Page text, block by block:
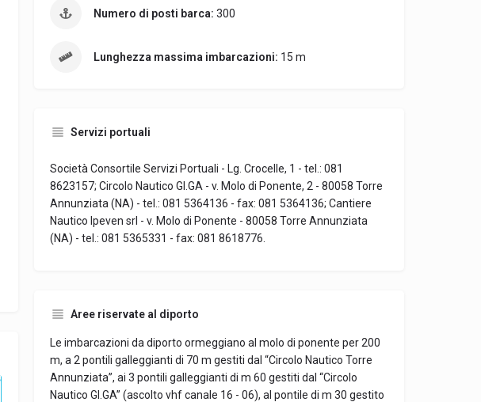
Numero di posti barca: 300
Lunghezza massima imbarcazioni: 15 m
Servizi portuali
Società Consortile Servizi Portuali - Lg. Crocelle, 1 - tel.: 081
8623157; Circolo Nautico GI.GA - v. Molo di Ponente, 2 - 80058 Torre
Annunziata (NA) - tel.: 081 5364136 - fax: 081 5364136; Cantiere
Nautico Ipeven srl - v. Molo di Ponente - 80058 Torre Annunziata
(NA) - tel.: 081 5365331 - fax: 081 8618776.
Aree riservate al diporto
Le imbarcazioni da diporto ormeggiano al molo di ponente per 200
m, a 2 pontili galleggianti di 70 m gestiti dal “Circolo Nautico Torre
Annunziata”, ai 3 pontili galleggianti di m 60 gestiti dal “Circolo
Nautico GI.GA” (ascolto vhf canale 16 - 06), al pontile di m 30 gestito